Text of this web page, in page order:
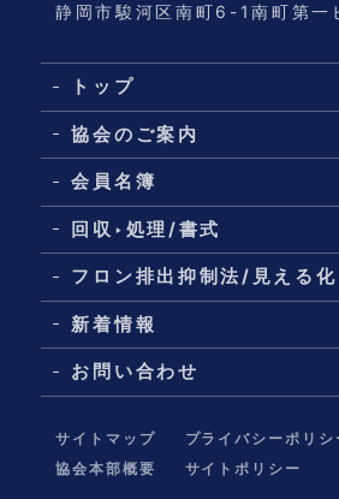
静岡市駿河区南町6-1南町第一
トップ
協会のご案内
会員名簿
回収‣処理/書式
フロン排出抑制法/見える化
新着情報
お問い合わせ
サイトマップ
プライバシーポリシ
協会本部概要
サイトポリシー